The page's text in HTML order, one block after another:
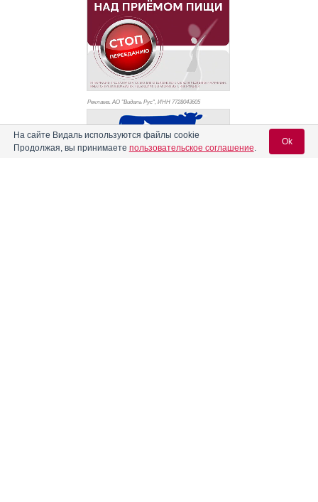
Реклама. АО "Видаль Рус", ИНН 7728043605
На сайте Видаль используются файлы cookie
Продолжая, вы принимаете пользовательское соглашение.
Ok